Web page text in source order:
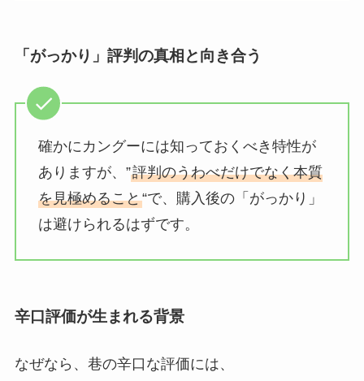
「がっかり」評判の真相と向き合う
確かにカングーには知っておくべき特性が
ありますが、”評判のうわべだけでなく本質
を見極めること“で、購入後の「がっかり」
は避けられるはずです。
辛口評価が生まれる背景
なぜなら、巷の辛口な評価には、